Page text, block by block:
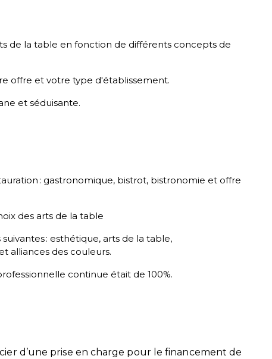
de la table en fonction de différents concepts de
offre et votre type d'établissement.
et séduisante.
: gastronomique, bistrot, bistronomie et offre
des arts de la table
: esthétique, arts de la table,
alliances des couleurs.
continue était de 100%.
d’une prise en charge pour le financement de